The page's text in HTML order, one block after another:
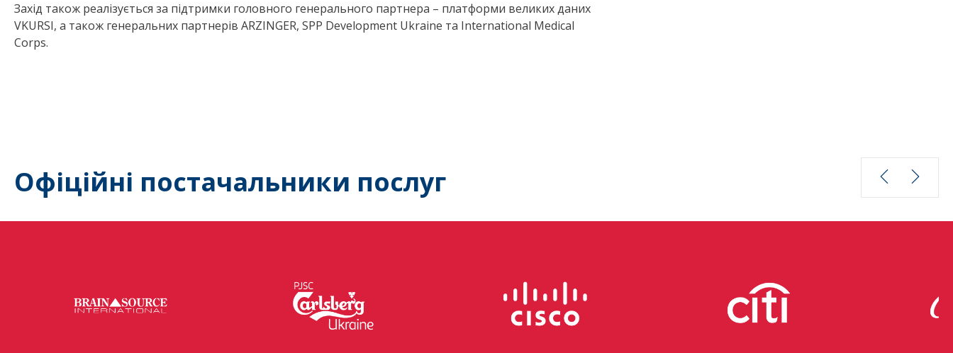
Захід також реалізується за підтримки головного генерального партнера – платформи великих даних
VKURSI, а також генеральних партнерів ARZINGER, SPP Development Ukraine та International Medical
Corps.
Офіційні постачальники послуг